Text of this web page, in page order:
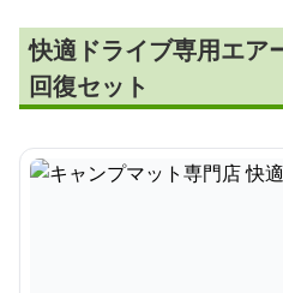
快適ドライブ専用エア
回復セット